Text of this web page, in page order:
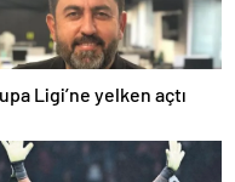
Ligi’ne yelken açtı